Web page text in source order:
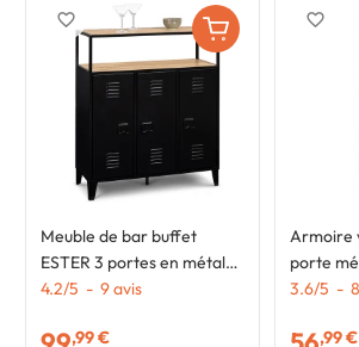
Meuble de bar buffet
ESTER 3 portes en métal
noir plateau façon hêtre
4.2/5 - 9avis
,99 €
favorite_border
Armoire
porte
design
3.6/5 - 8
,99 €
favorite_border